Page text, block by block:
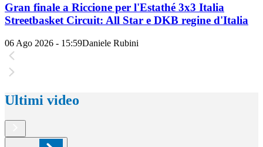
Gran finale a Riccione per l'Estathé 3x3 Italia
Streetbasket Circuit: All Star e DKB regine d'Italia
06 Ago 2026 - 15:59Daniele Rubini
Ultimi video